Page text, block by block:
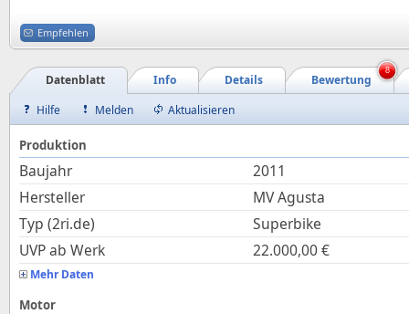
Empfehlen
Bewertung
Details
Info
Datenblatt
8
Hilfe Melden Aktualisieren
Produktion
Baujahr
2011
Hersteller
MV Agusta
Typ (2ri.de)
Superbike
UVP ab Werk
22.000,00€
Mehr Daten
Motor